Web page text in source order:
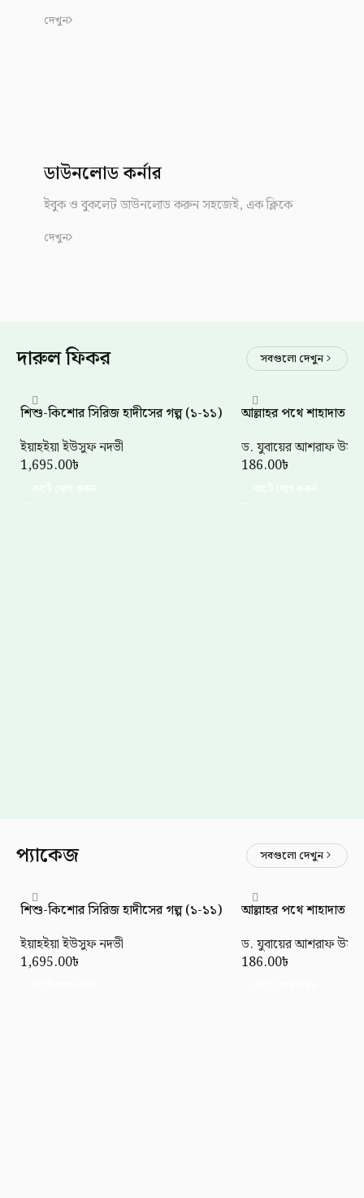
দেখুন
ডাউনলোড কর্নার
ইবুক ও বুকলেট ডাউনলোড করুন সহজেই, এক ক্লিকে
দেখুন
দারুল ফিকর সবগুলো দেখুন
শিশু-কিশোর সিরিজ হাদীসের গল্প (১-১১)
ইয়াহইয়া ইউসুফ নদভী
1,695.00৳
আল্লাহর পথে শাহাদাত
ড. যুবায়ের আশরাফ
186.00৳
প্যাকেজ সবগুলো দেখুন
শিশু-কিশোর সিরিজ হাদীসের গল্প (১-১১)
ইয়াহইয়া ইউসুফ নদভী
1,695.00৳
আল্লাহর পথে শাহাদাত
ড. যুবায়ের আশরাফ
186.00৳